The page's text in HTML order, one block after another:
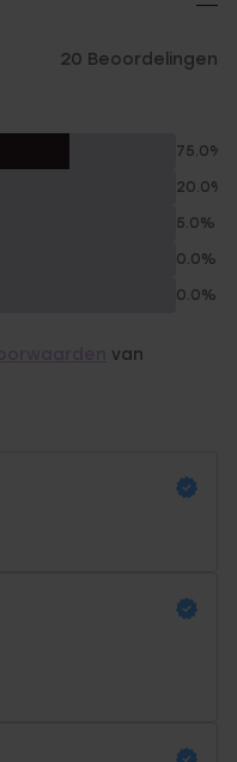
20 Beoordelingen
75.0%
20.0%
5.0%
0.0%
0.0%
van